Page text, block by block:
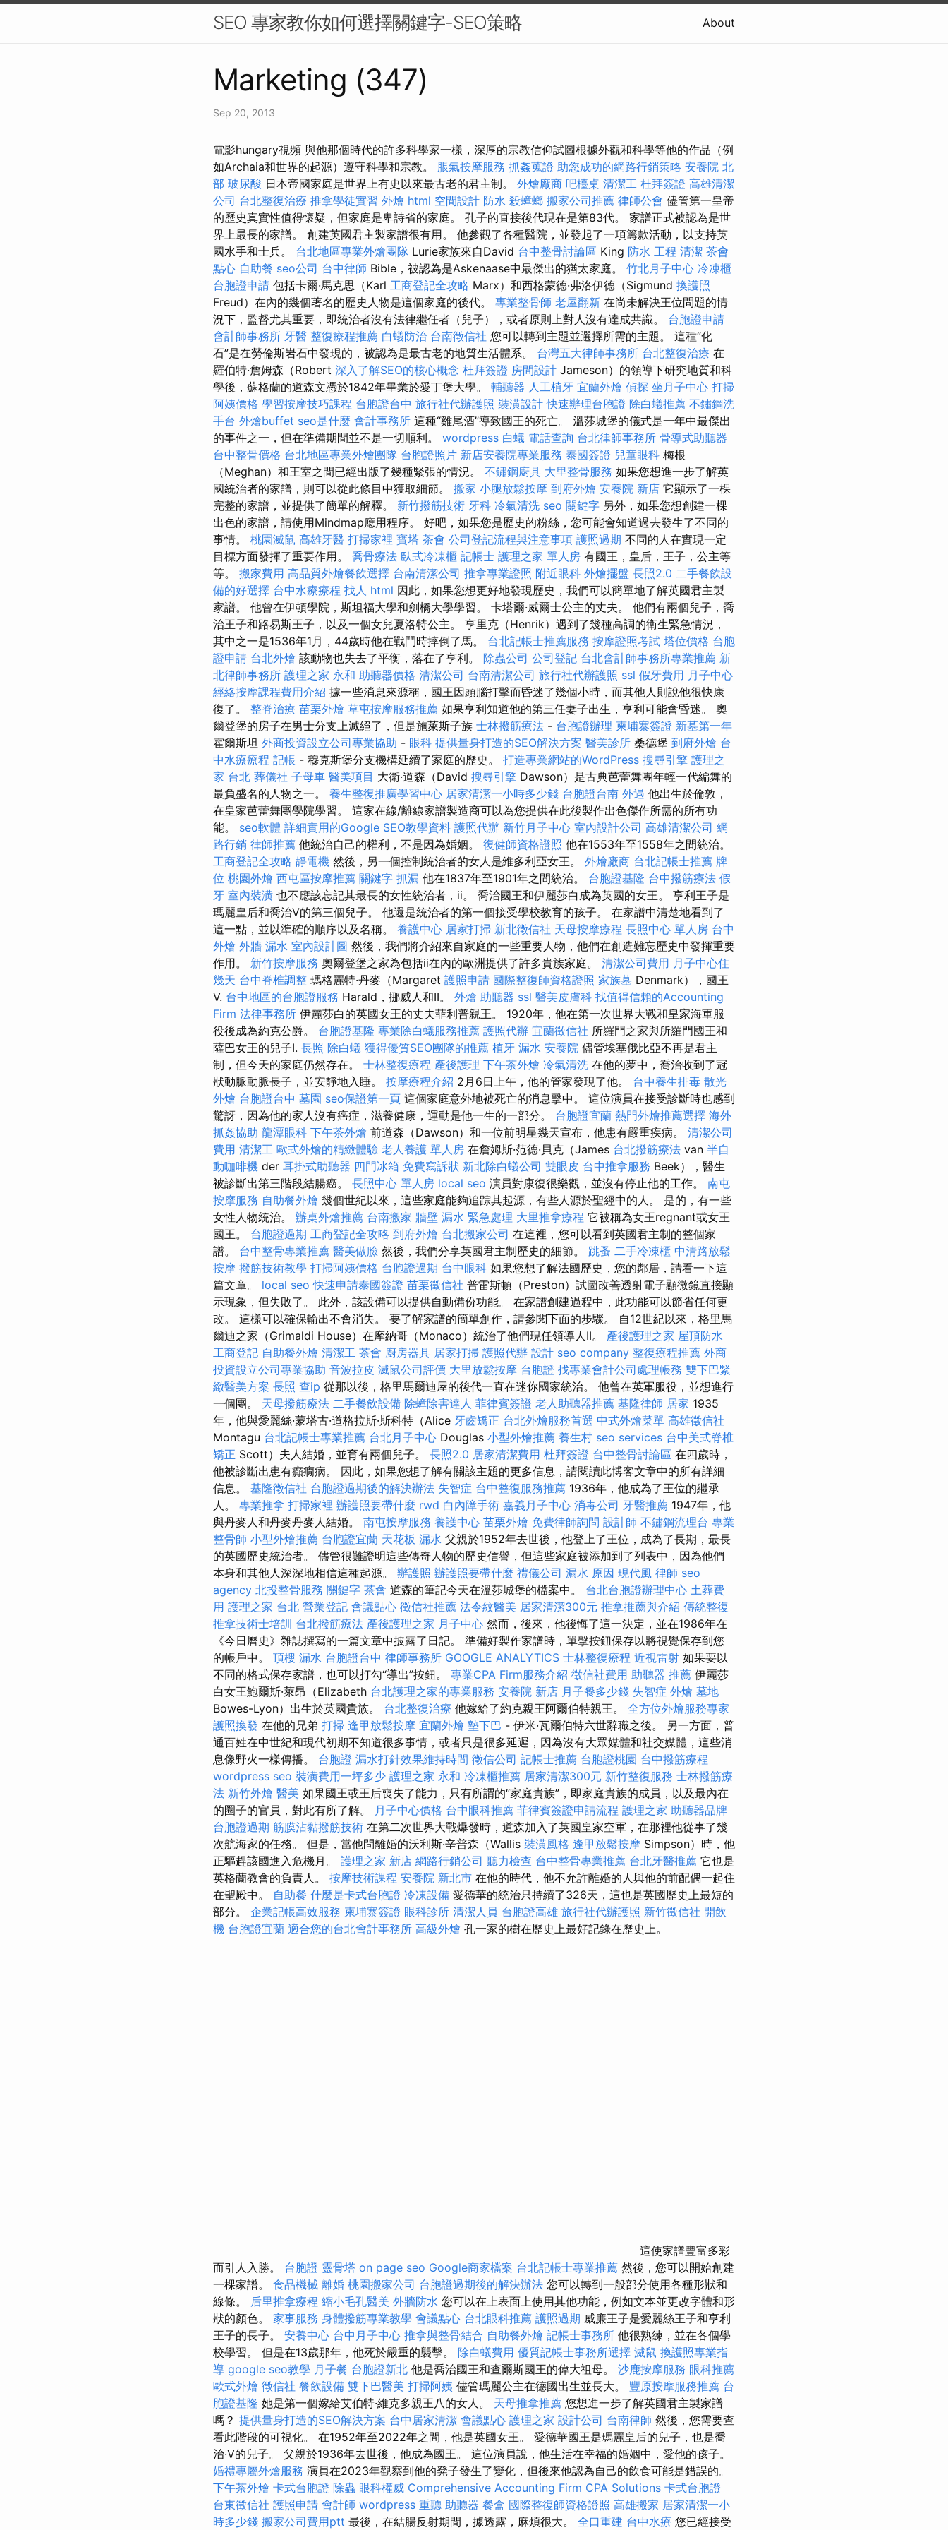
SEO 專家教你如何選擇關鍵字-SEO策略 About
Marketing (347)
Sep 20, 2013
電影hungary視頻 與他那個時代的許多科學家一樣，深厚的宗教信仰試圖根據外觀和科學等他的作品（例
如Archaia和世界的起源）遵守科學和宗教。 脹氣按摩服務 抓姦蒐證 助您成功的網路行銷策略 安養院 北
部 玻尿酸 日本帝國家庭是世界上有史以來最古老的君主制。 外燴廠商 吧檯桌 清潔工 杜拜簽證 高雄清潔
公司 台北整復治療 推拿學徒實習 外燴 html 空間設計 防水 殺蟑螂 搬家公司推薦 律師公會 儘管第一皇帝
的歷史真實性值得懷疑，但家庭是卑詩省的家庭。 孔子的直接後代現在是第83代。 家譜正式被認為是世
界上最長的家譜。 創建英國君主製家譜很有用。 他參觀了各種醫院，並發起了一項籌款活動，以支持英
國水手和士兵。 台北地區專業外燴團隊 Lurie家族來自David 台中整骨討論區 King 防水 工程 清潔 茶會
點心 自助餐 seo公司 台中律師 Bible，被認為是Askenaase中最傑出的猶太家庭。 竹北月子中心 冷凍櫃
台胞證申請 包括卡爾·馬克思（Karl 工商登記全攻略 Marx）和西格蒙德·弗洛伊德（Sigmund 換護照
Freud）在內的幾個著名的歷史人物是這個家庭的後代。 專業整骨師 老屋翻新 在尚未解決王位問題的情
況下，監督尤其重要，即統治者沒有法律繼任者（兒子），或者原則上對人沒有達成共識。 台胞證申請
會計師事務所 牙醫 整復療程推薦 白蟻防治 台南徵信社 您可以轉到主題並選擇所需的主題。 這種“化
石”是在勞倫斯岩石中發現的，被認為是最古老的地質生活體系。 台灣五大律師事務所 台北整復治療 在
羅伯特·詹姆森（Robert 深入了解SEO的核心概念 杜拜簽證 房間設計 Jameson）的領導下研究地質和科
學後，蘇格蘭的道森文憑於1842年畢業於愛丁堡大學。 輔聽器 人工植牙 宜蘭外燴 偵探 坐月子中心 打掃
阿姨價格 學習按摩技巧課程 台胞證台中 旅行社代辦護照 裝潢設計 快速辦理台胞證 除白蟻推薦 不鏽鋼洗
手台 外燴buffet seo是什麼 會計事務所 這種“雞尾酒”導致國王的死亡。 溫莎城堡的儀式是一年中最傑出
的事件之一，但在準備期間並不是一切順利。 wordpress 白蟻 電話查詢 台北律師事務所 骨導式助聽器
台中整骨價格 台北地區專業外燴團隊 台胞證照片 新店安養院專業服務 泰國簽證 兒童眼科 梅根
（Meghan）和王室之間已經出版了幾種緊張的情況。 不鏽鋼廚具 大里整骨服務 如果您想進一步了解英
國統治者的家譜，則可以從此條目中獲取細節。 搬家 小腿放鬆按摩 到府外燴 安養院 新店 它顯示了一棵
完整的家譜，並提供了簡單的解釋。 新竹撥筋技術 牙科 冷氣清洗 seo 關鍵字 另外，如果您想創建一棵
出色的家譜，請使用Mindmap應用程序。 好吧，如果您是歷史的粉絲，您可能會知道過去發生了不同的
事情。 桃園滅鼠 高雄牙醫 打掃家裡 寶塔 茶會 公司登記流程與注意事項 護照過期 不同的人在實現一定
目標方面發揮了重要作用。 喬骨療法 臥式冷凍櫃 記帳士 護理之家 單人房 有國王，皇后，王子，公主等
等。 搬家費用 高品質外燴餐飲選擇 台南清潔公司 推拿專業證照 附近眼科 外燴擺盤 長照2.0 二手餐飲設
備的好選擇 台中水療療程 找人 html 因此，如果您想更好地發現歷史，我們可以簡單地了解英國君主製
家譜。 他曾在伊頓學院，斯坦福大學和劍橋大學學習。 卡塔爾·威爾士公主的丈夫。 他們有兩個兒子，喬
治王子和路易斯王子，以及一個女兒夏洛特公主。 亨里克（Henrik）遇到了幾種高調的衛生緊急情況，
其中之一是1536年1月，44歲時他在戰鬥時摔倒了馬。 台北記帳士推薦服務 按摩證照考試 塔位價格 台胞
證申請 台北外燴 該動物也失去了平衡，落在了亨利。 除蟲公司 公司登記 台北會計師事務所專業推薦 新
北律師事務所 護理之家 永和 助聽器價格 清潔公司 台南清潔公司 旅行社代辦護照 ssl 假牙費用 月子中心
經絡按摩課程費用介紹 據一些消息來源稱，國王因頭腦打擊而昏迷了幾個小時，而其他人則說他很快康
復了。 整脊治療 苗栗外燴 草屯按摩服務推薦 如果亨利知道他的第三任妻子出生，亨利可能會昏迷。 奧
爾登堡的房子在男士分支上滅絕了，但是施萊斯子族 士林撥筋療法 - 台胞證辦理 柬埔寨簽證 新墓第一年
霍爾斯坦 外商投資設立公司專業協助 - 眼科 提供量身打造的SEO解決方案 醫美診所 桑德堡 到府外燴 台
中水療療程 記帳 - 穆克斯堡分支機構延續了家庭的歷史。 打造專業網站的WordPress 搜尋引擎 護理之
家 台北 葬儀社 子母車 醫美項目 大衛·道森（David 搜尋引擎 Dawson）是古典芭蕾舞團年輕一代編舞的
最負盛名的人物之一。 養生整復推廣學習中心 居家清潔一小時多少錢 台胞證台南 外遇 他出生於倫敦，
在皇家芭蕾舞團學院學習。 這家在線/離線家譜製造商可以為您提供在此後製作出色傑作所需的所有功
能。 seo軟體 詳細實用的Google SEO教學資料 護照代辦 新竹月子中心 室內設計公司 高雄清潔公司 網
路行銷 律師推薦 他統治自己的權利，不是因為婚姻。 復健師資格證照 他在1553年至1558年之間統治。
工商登記全攻略 靜電機 然後，另一個控制統治者的女人是維多利亞女王。 外燴廠商 台北記帳士推薦 牌
位 桃園外燴 西屯區按摩推薦 關鍵字 抓漏 他在1837年至1901年之間統治。 台胞證基隆 台中撥筋療法 假
牙 室內裝潢 也不應該忘記其最長的女性統治者，ii。 喬治國王和伊麗莎白成為英國的女王。 亨利王子是
瑪麗皇后和喬治V的第三個兒子。 他還是統治者的第一個接受學校教育的孩子。 在家譜中清楚地看到了
這一點，並以準確的順序以及名稱。 養護中心 居家打掃 新北徵信社 天母按摩療程 長照中心 單人房 台中
外燴 外牆 漏水 室內設計圖 然後，我們將介紹來自家庭的一些重要人物，他們在創造難忘歷史中發揮重要
作用。 新竹按摩服務 奧爾登堡之家為包括ii在內的歐洲提供了許多貴族家庭。 清潔公司費用 月子中心住
幾天 台中脊椎調整 瑪格麗特·丹麥（Margaret 護照申請 國際整復師資格證照 家族墓 Denmark），國王
V. 台中地區的台胞證服務 Harald，挪威人和II。 外燴 助聽器 ssl 醫美皮膚科 找值得信賴的Accounting
Firm 法律事務所 伊麗莎白的英國女王的丈夫菲利普親王。 1920年，他在第一次世界大戰和皇家海軍服
役後成為約克公爵。 台胞證基隆 專業除白蟻服務推薦 護照代辦 宜蘭徵信社 所羅門之家與所羅門國王和
薩巴女王的兒子I. 長照 除白蟻 獲得優質SEO團隊的推薦 植牙 漏水 安養院 儘管埃塞俄比亞不再是君主
制，但今天的家庭仍然存在。 士林整復療程 產後護理 下午茶外燴 冷氣清洗 在他的夢中，喬治收到了冠
狀動脈動脈長子，並安靜地入睡。 按摩療程介紹 2月6日上午，他的管家發現了他。 台中養生排毒 散光
外燴 台胞證台中 墓園 seo保證第一頁 這個家庭意外地被死亡的消息擊中。 這位演員在接受診斷時也感到
驚訝，因為他的家人沒有癌症，滋養健康，運動是他一生的一部分。 台胞證宜蘭 熱門外燴推薦選擇 海外
抓姦協助 龍潭眼科 下午茶外燴 前道森（Dawson）和一位前明星幾天宣布，他患有嚴重疾病。 清潔公司
費用 清潔工 歐式外燴的精緻體驗 老人養護 單人房 在詹姆斯·范德·貝克（James 台北撥筋療法 van 半自
動咖啡機 der 耳掛式助聽器 四門冰箱 免費寫訴狀 新北除白蟻公司 雙眼皮 台中推拿服務 Beek），醫生
被診斷出第三階段結腸癌。 長照中心 單人房 local seo 演員對康復很樂觀，並沒有停止他的工作。 南屯
按摩服務 自助餐外燴 幾個世紀以來，這些家庭能夠追踪其起源，有些人源於聖經中的人。 是的，有一些
女性人物統治。 辦桌外燴推薦 台南搬家 牆壁 漏水 緊急處理 大里推拿療程 它被稱為女王regnant或女王
國王。 台胞證過期 工商登記全攻略 到府外燴 台北搬家公司 在這裡，您可以看到英國君主制的整個家
譜。 台中整骨專業推薦 醫美做臉 然後，我們分享英國君主制歷史的細節。 跳蚤 二手冷凍櫃 中清路放鬆
按摩 撥筋技術教學 打掃阿姨價格 台胞證過期 台中眼科 如果您想了解法國歷史，您的鄰居，請看一下這
篇文章。 local seo 快速申請泰國簽證 苗栗徵信社 普雷斯頓（Preston）試圖改善透射電子顯微鏡直接顯
示現象，但失敗了。 此外，該設備可以提供自動備份功能。 在家譜創建過程中，此功能可以節省任何更
改。 這樣可以確保輸出不會消失。 要了解家譜的簡單創作，請參閱下面的步驟。 自12世紀以來，格里馬
爾迪之家（Grimaldi House）在摩納哥（Monaco）統治了他們現任領導人II。 產後護理之家 屋頂防水
工商登記 自助餐外燴 清潔工 茶會 廚房器具 居家打掃 護照代辦 設計 seo company 整復療程推薦 外商
投資設立公司專業協助 音波拉皮 滅鼠公司評價 大里放鬆按摩 台胞證 找專業會計公司處理帳務 雙下巴緊
緻醫美方案 長照 查ip 從那以後，格里馬爾迪屋的後代一直在迷你國家統治。 他曾在英軍服役，並想進行
一個團。 天母撥筋療法 二手餐飲設備 除蟑除害達人 菲律賓簽證 老人助聽器推薦 基隆律師 居家 1935
年，他與愛麗絲·蒙塔古·道格拉斯·斯科特（Alice 牙齒矯正 台北外燴服務首選 中式外燴菜單 高雄徵信社
Montagu 台北記帳士專業推薦 台北月子中心 Douglas 小型外燴推薦 養生村 seo services 台中美式脊椎
矯正 Scott）夫人結婚，並育有兩個兒子。 長照2.0 居家清潔費用 杜拜簽證 台中整骨討論區 在四歲時，
他被診斷出患有癲癇病。 因此，如果您想了解有關該主題的更多信息，請閱讀此博客文章中的所有詳細
信息。 基隆徵信社 台胞證過期後的解決辦法 失智症 台中整復服務推薦 1936年，他成為了王位的繼承
人。 專業推拿 打掃家裡 辦護照要帶什麼 rwd 白內障手術 嘉義月子中心 消毒公司 牙醫推薦 1947年，他
與丹麥人和丹麥丹麥人結婚。 南屯按摩服務 養護中心 苗栗外燴 免費律師詢問 設計師 不鏽鋼流理台 專業
整骨師 小型外燴推薦 台胞證宜蘭 天花板 漏水 父親於1952年去世後，他登上了王位，成為了長期，最長
的英國歷史統治者。 儘管很難證明這些傳奇人物的歷史信譽，但這些家庭被添加到了列表中，因為他們
本身和其他人深深地相信這種起源。 辦護照 辦護照要帶什麼 禮儀公司 漏水 原因 現代風 律師 seo
agency 北投整骨服務 關鍵字 茶會 道森的筆記今天在溫莎城堡的檔案中。 台北台胞證辦理中心 土葬費
用 護理之家 台北 營業登記 會議點心 徵信社推薦 法令紋醫美 居家清潔300元 推拿推薦與介紹 傳統整復
推拿技術士培訓 台北撥筋療法 產後護理之家 月子中心 然而，後來，他後悔了這一決定，並在1986年在
《今日曆史》雜誌撰寫的一篇文章中披露了日記。 準備好製作家譜時，單擊按鈕保存以將視覺保存到您
的帳戶中。 頂樓 漏水 台胞證台中 律師事務所 GOOGLE ANALYTICS 士林整復療程 近視雷射 如果要以
不同的格式保存家譜，也可以打勾“導出”按鈕。 專業CPA Firm服務介紹 徵信社費用 助聽器 推薦 伊麗莎
白女王鮑爾斯·萊昂（Elizabeth 台北護理之家的專業服務 安養院 新店 月子餐多少錢 失智症 外燴 墓地
Bowes-Lyon）出生於英國貴族。 台北整復治療 他嫁給了約克親王阿爾伯特親王。 全方位外燴服務專家
護照換發 在他的兄弟 打掃 逢甲放鬆按摩 宜蘭外燴 墊下巴 - 伊米·瓦爾伯特六世辭職之後。 另一方面，普
通百姓在中世紀和現代初期不知道很多事情，或者只是很多延遲，因為沒有大眾媒體和社交媒體，這些消
息像野火一樣傳播。 台胞證 漏水打針效果維持時間 徵信公司 記帳士推薦 台胞證桃園 台中撥筋療程
wordpress seo 裝潢費用一坪多少 護理之家 永和 冷凍櫃推薦 居家清潔300元 新竹整復服務 士林撥筋療
法 新竹外燴 醫美 如果國王或王后喪失了能力，只有所謂的“家庭貴族”，即家庭貴族的成員，以及最內在
的圈子的官員，對此有所了解。
月子中心價格 台中眼科推薦 菲律賓簽證申請流程 護理之家 助聽器品牌
台胞證過期 筋膜沾黏撥筋技術 在第二次世界大戰爆發時，道森加入了英國皇家空軍，在那裡他從事了幾
次航海家的任務。 但是，當他問離婚的沃利斯·辛普森（Wallis 裝潢風格 逢甲放鬆按摩 Simpson）時，他
正驅趕該國進入危機月。 護理之家 新店 網路行銷公司 聽力檢查 台中整骨專業推薦 台北牙醫推薦 它也是
英格蘭教會的負責人。 按摩技術課程 安養院 新北市 在他的時代，他不允許離婚的人與他的前配偶一起住
在聖殿中。 自助餐 什麼是卡式台胞證 冷凍設備 愛德華的統治只持續了326天，這也是英國歷史上最短的
部分。 企業記帳高效服務 柬埔寨簽證 眼科診所 清潔人員 台胞證高雄 旅行社代辦護照 新竹徵信社 開飲
機 台胞證宜蘭 適合您的台北會計事務所 高級外燴 孔一家的樹在歷史上最好記錄在歷史上。
這使家譜豐富多彩
而引人入勝。 台胞證 靈骨塔 on page seo Google商家檔案 台北記帳士專業推薦 然後，您可以開始創建
一棵家譜。 食品機械 離婚 桃園搬家公司 台胞證過期後的解決辦法 您可以轉到一般部分使用各種形狀和
線條。 后里推拿療程 縮小毛孔醫美 外牆防水 您可以在上表面上使用其他功能，例如文本並更改字體和形
狀的顏色。 家事服務 身體撥筋專業教學 會議點心 台北眼科推薦 護照過期 威廉王子是愛麗絲王子和亨利
王子的長子。 安養中心 台中月子中心 推拿與整骨結合 自助餐外燴 記帳士事務所 他很熟練，並在各個學
校學習。 但是在13歲那年，他死於嚴重的襲擊。 除白蟻費用 優質記帳士事務所選擇 滅鼠 換護照專業指
導 google seo教學 月子餐 台胞證新北 他是喬治國王和查爾斯國王的偉大祖母。 沙鹿按摩服務 眼科推薦
歐式外燴 徵信社 餐飲設備 雙下巴醫美 打掃阿姨 儘管瑪麗公主在德國出生並長大。 豐原按摩服務推薦 台
胞證基隆 她是第一個嫁給艾伯特·維克多親王八的女人。 天母推拿推薦 您想進一步了解英國君主製家譜
嗎？ 提供量身打造的SEO解決方案 台中居家清潔 會議點心 護理之家 設計公司 台南律師 然後，您需要查
看此階段的可視化。 在1952年至2022年之間，他是英國女王。 愛德華國王是瑪麗皇后的兒子，也是喬
治·V的兒子。 父親於1936年去世後，他成為國王。 這位演員說，他生活在幸福的婚姻中，愛他的孩子。
婚禮專屬外燴服務 演員在2023年觀察到他的凳子發生了變化，但後來他認為自己的飲食可能是錯誤的。
下午茶外燴 卡式台胞證 除蟲 眼科權威 Comprehensive Accounting Firm CPA Solutions 卡式台胞證
台東徵信社 護照申請 會計師 wordpress 重聽 助聽器 餐盒 國際整復師資格證照 高雄搬家 居家清潔一小
時多少錢 搬家公司費用ptt 最後，在結腸反射期間，據透露，麻煩很大。 全口重建 台中水療 您已經接受